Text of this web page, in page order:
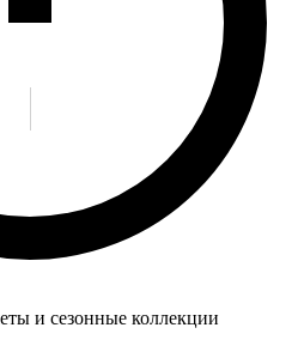
и сезонные коллекции